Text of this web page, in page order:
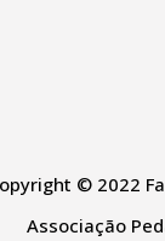
© 2022
Associação